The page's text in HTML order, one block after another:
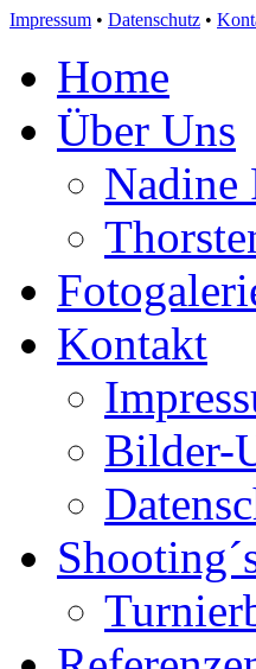
Impressum • Datenschutz •
Home
Über Uns
Nadine
Kontakt
Bilder-